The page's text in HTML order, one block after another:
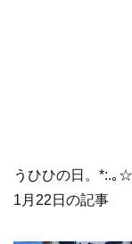
うひひの日。*:.｡
1月22日の記事